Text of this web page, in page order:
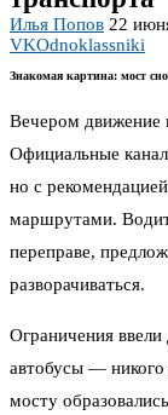
Илья Попов 22
VKOdnoklassniki
Знакомая картина: мост
Вечером движение
Официальные
но с
маршрутами.
переправе,
разворачиваться.
Ограничения
автобусы —
мосту